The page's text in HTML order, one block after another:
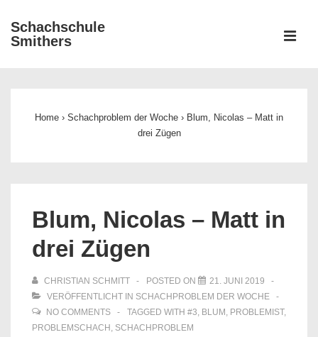
Zum
Inhalt
Schachschule
Smithers
Home › Schachproblem der Woche › Blum, Nicolas – Matt in
drei Zügen
Blum, Nicolas – Matt in
drei Zügen
CHRISTIAN SCHMITT POSTED ON
21. JUNI 2019
VERÖFFENTLICHT IN SCHACHPROBLEM DER WOCHE
NO COMMENTS
TAGGED WITH #3, BLUM , PROBLEMIST,
PROBLEMSCHACH , SCHACHPROBLEM